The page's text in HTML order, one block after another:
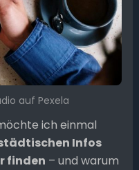
auf Pexela
ich einmal
Infos
finden – und warum